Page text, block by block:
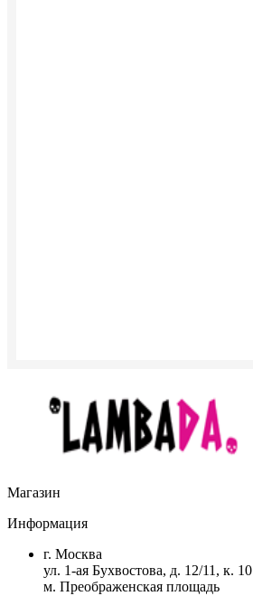
Магазин
Информация
г. Москва
ул. 1-ая Бухвостова, д. 12/11, к. 10
м. Преображенская площадь